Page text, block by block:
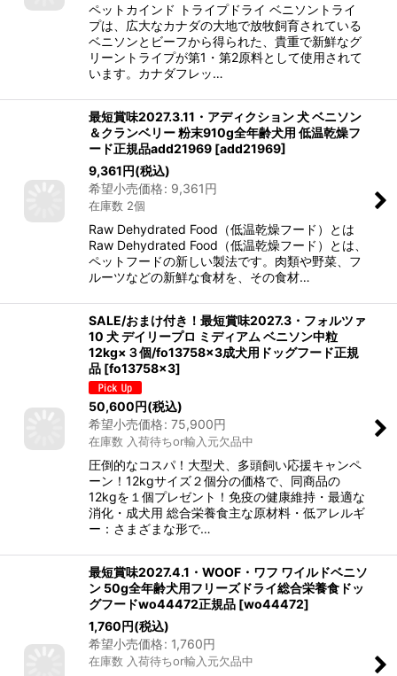
ペットカインド トライプドライ ベニソントライ
プは、広大なカナダの大地で放牧飼育されている
ベニソンとビーフから得られた、貴重で新鮮なグ
リーントライプが第1・第2原料として使用されて
います。カナダフレッ…
最短賞味2027.3.11・アディクション 犬 ベニソン
＆クランベリー 粉末910g全年齢犬用 低温乾燥フ
ード正規品add21969 [add21969]
9,361円(税込)
希望小売価格: 9,361円
在庫数 2個
Raw Dehydrated Food（低温乾燥フード）とは
Raw Dehydrated Food（低温乾燥フード）とは、
ペットフードの新しい製法です。肉類や野菜、フ
ルーツなどの新鮮な食材を、その食材…
SALE/おまけ付き！最短賞味2027.3・フォルツァ
10 犬 デイリープロ ミディアム ベニソン中粒
12kg×３個/fo13758x3成犬用ドッグフード正規
品 [fo13758x3]
50,600円(税込)
希望小売価格: 75,900円
在庫数 入荷待ちor輸入元欠品中
圧倒的なコスパ！大型犬、多頭飼い応援キャンペ
ーン！12kgサイズ２個分の価格で、同商品の
12kgを１個プレゼント！免疫の健康維持・最適な
消化・成犬用 総合栄養食主な原材料・低アレルギ
ー：さまざまな形で…
最短賞味2027.4.1・WOOF・ワフ ワイルドベニソ
ン 50g全年齢犬用フリーズドライ総合栄養食ドッ
グフードwo44472正規品 [wo44472]
1,760円(税込)
希望小売価格: 1,760円
在庫数 入荷待ちor輸入元欠品中